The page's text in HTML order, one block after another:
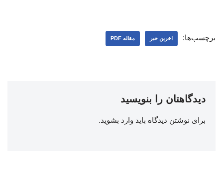
برچسب‌ها: اخرین خبر مقاله PDF
دیدگاهتان را بنویسید
برای نوشتن دیدگاه باید وارد بشوید.